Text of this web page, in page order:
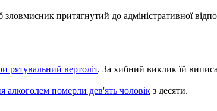
притягнутий до адміністративної
рятувальний вертоліт. За хибний виклик їй
алкоголем померли дев'ять чоловік з десяти.